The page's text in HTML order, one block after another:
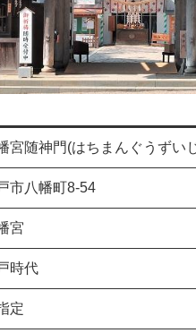
宮随神門(はちまんぐうずい
市八幡町8-54
宮
時代
定